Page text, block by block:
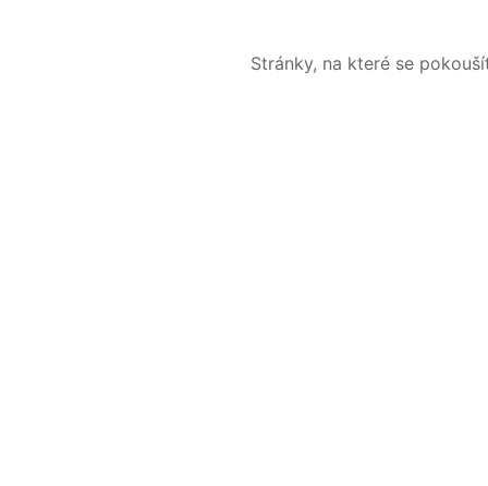
Stránky, na které se